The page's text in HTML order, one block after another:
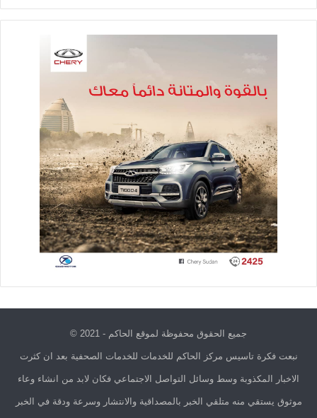
جميع الحقوق محفوظة لموقع الحاكم - 2021 ©
نبعت فكرة تاسيس مركز الحاكم للخدمات للخدمات الصحفية بعد ان كثرت
الاخبار المكذوبة وسط وسائل التواصل الاجتماعي فكان لابد من انشاء وعاء
موثوق يستقي منه متلقي الخبر بالمصداقية والانتشار وسرعة ودقة في الخبر